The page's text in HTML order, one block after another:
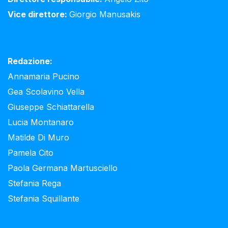
Vice direttore: Giorgio Manusakis
Redazione:
Annamaria Pucino
Gea Scolavino Vella
Giuseppe Schiattarella
Lucia Montanaro
Matilde Di Muro
Pamela Cito
Paola Germana Martusciello
Stefania Rega
Stefania Squillante